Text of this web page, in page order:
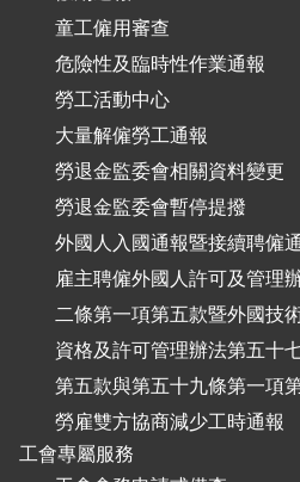
童工僱用審查
危險性及臨時性作業通報
勞工活動中心
大量解僱勞工通報
勞退金監委會相關資料變更
勞退金監委會暫停提撥
外國人入國通報暨接續聘僱
雇主聘僱外國人許可及管理
二條第一項第五款暨外國技
資格及許可管理辦法第五十
第五款與第五十九條第一項
勞雇雙方協商減少工時通報
工會專屬服務